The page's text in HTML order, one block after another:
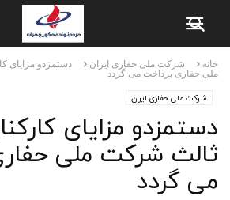
خانه شرکت ملی حفاری ایران
دستمزدو مزایای
ملی حفاری پرداخت می گردد
شرکت ملی حفاری ایران
دستمزدو مزایای
ثالث شرکت ملی
می گردد